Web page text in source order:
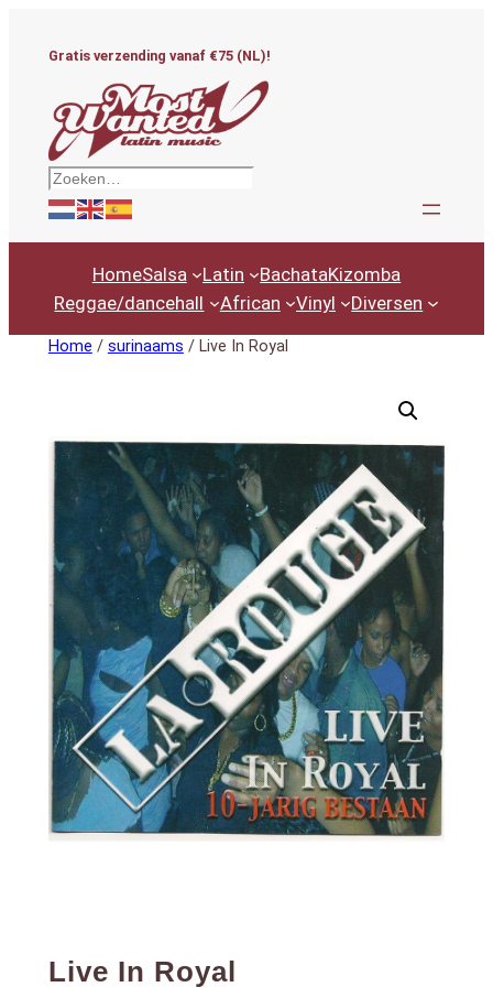
Gratis verzending vanaf €75 (NL)!
Zoeken
HomeSalsa Latin BachataKizomba
Reggae/dancehall
African Vinyl Diversen
Home / surinaams / Live In Royal
Live In Royal